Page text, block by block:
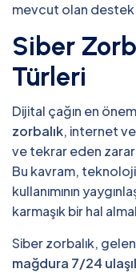
mevcut olan destek
Siber
Türleri
Dijital çağın en
zorbalık, internet ve
ve tekrar eden zarar
Bu kavram,
kullanımının
karmaşık bir hal
Siber zorbalık,
mağdura 7/24